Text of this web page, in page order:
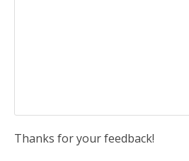
Thanks for your feedback!